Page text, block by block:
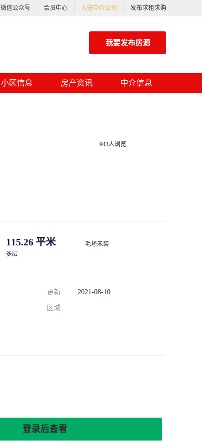
微信公众号 会员中心 入驻中介公司 发布求租求购
我要发布房源
小区信息 房产资讯 中介信息
943人浏览
115.26 平米
多层
毛坯未装
更新 2021-08-10
区域
登录后查看